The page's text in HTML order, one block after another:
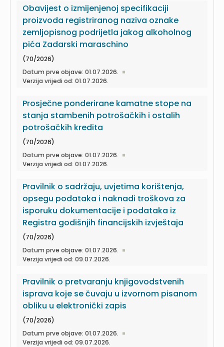
Obavijest o izmijenjenoj specifikaciji
proizvoda registriranog naziva oznake
zemljopisnog podrijetla jakog alkoholnog
pića Zadarski maraschino
(70/2026)
Datum prve objave: 01.07.2026.
Verzija vrijedi od: 01.07.2026.
Prosječne ponderirane kamatne stope na
stanja stambenih potrošačkih i ostalih
potrošačkih kredita
(70/2026)
Datum prve objave: 01.07.2026.
Verzija vrijedi od: 01.07.2026.
Pravilnik o sadržaju, uvjetima korištenja,
opsegu podataka i naknadi troškova za
isporuku dokumentacije i podataka iz
Registra godišnjih financijskih izvještaja
(70/2026)
Datum prve objave: 01.07.2026.
Verzija vrijedi od: 09.07.2026.
Pravilnik o pretvaranju knjigovodstvenih
isprava koje se čuvaju u izvornom pisanom
obliku u elektronički zapis
(70/2026)
Datum prve objave: 01.07.2026.
Verzija vrijedi od: 09.07.2026.